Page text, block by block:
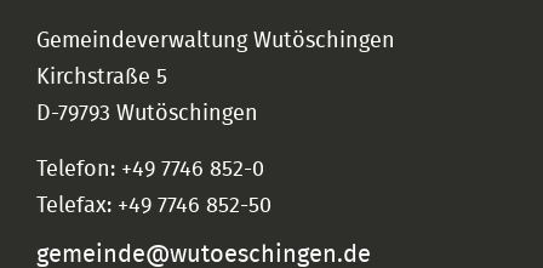
Gemeindeverwaltung Wutöschingen
Kirchstraße 5
D-79793 Wutöschingen
Telefon: +49 7746 852-0
Telefax: +49 7746 852-50
gemeinde@wutoeschingen.de